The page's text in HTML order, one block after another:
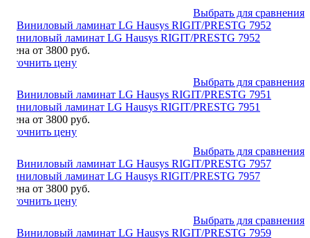
Выбрать для сравнения
Виниловый ламинат LG Hausys RIGIT/PRESTG 7952
Цена от 3800 руб.
Уточнить цену
Выбрать для сравнения
Виниловый ламинат LG Hausys RIGIT/PRESTG 7951
Цена от 3800 руб.
Уточнить цену
Выбрать для сравнения
Виниловый ламинат LG Hausys RIGIT/PRESTG 7957
Цена от 3800 руб.
Уточнить цену
Выбрать для сравнения